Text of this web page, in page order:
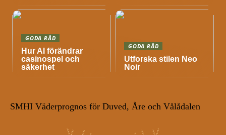
GODA RÅD
Hur AI förändrar
casinospel och
säkerhet
GODA RÅD
Utforska stilen Neo
Noir
SMHI Väderprognos för Duved, Åre och Vålådalen